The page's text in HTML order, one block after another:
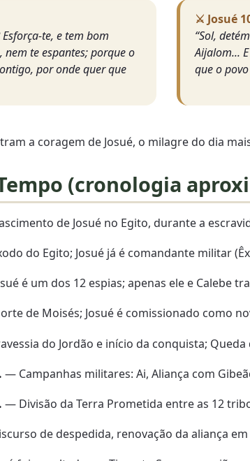
te, e tem bom
te espantes; porque o
por onde quer que
⚔️ Josué
“Sol,
Aijalom...
que o
a coragem de Josué, o milagre do dia
(cronologia
de Josué no Egito, durante a
do Egito; Josué já é comandante militar
é um dos 12 espias; apenas ele e Calebe
de Moisés; Josué é comissionado como
do Jordão e início da conquista; Queda
— Campanhas militares: Ai, Aliança com
— Divisão da Terra Prometida entre as 12
de despedida, renovação da aliança em